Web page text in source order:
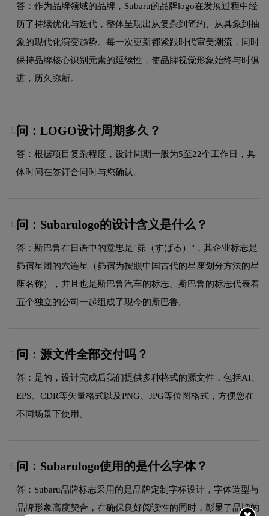
答：作为品牌领域的品牌，Subaru的品牌logo在发展过程中经
历了持续优化与迭代，整体呈现出从复杂到简约、从具象到抽
象的现代化演变趋势。每一次更新都紧跟时代审美潮流，同时
保持品牌核心识别元素的延续性，使品牌视觉形象始终与时俱
进，历久弥新。
3. 问：LOGO设计周期多久？
答：根据项目复杂程度，设计周期一般为5至22个工作日，具
体时间在签订合同时与您确认。
4. 问：Subarulogo的设计含义是什么？
答：斯巴鲁在日语中的意思是"昴（すばる）"，其企业标志是
昴宿星团的六连星（昴宿为按照中国古代的星座划分方法的星
座名称），并且也是斯巴鲁汽车的标志。斯巴鲁的标志代表着
五个独立的公司一起组成了现今的斯巴鲁。
5. 问：源文件全部交付吗？
答：是的，设计完成后我们提供多种格式的源文件，包括AI、
EPS、CDR等矢量格式以及PNG、JPG等位图格式，方便您在
不同场景下使用。
6. 问：Subarulogo使用的是什么字体？
答：Subaru品牌标志采用的是品牌定制字标设计，字体造型与
品牌形象高度契合，在确保良好阅读性的同时，彰显了品牌的